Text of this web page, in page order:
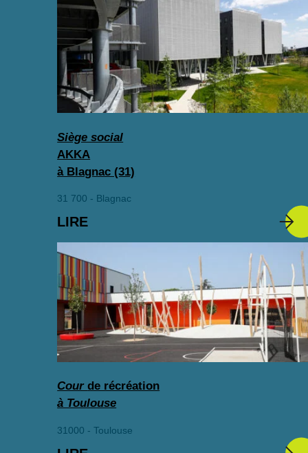
Siège social
AKKA
à Blagnac (31)
31 700 - Blagnac
LIRE
Courde récréation
à Toulouse
31000 - Toulouse